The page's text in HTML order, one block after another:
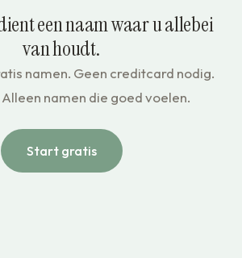
een naam waar u allebei
van houdt.
namen. Geen creditcard nodig.
namen die goed voelen.
Start gratis